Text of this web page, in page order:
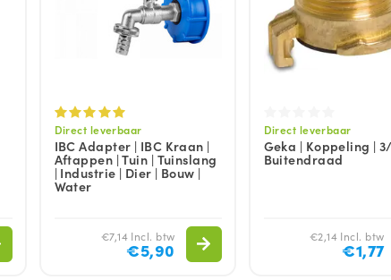
Direct leverbaar
IBC Adapter | IBC Kraan |
Aftappen | Tuin | Tuinslang
| Industrie | Dier | Bouw |
Water
€7,14 Incl. btw
€5,90
Direct leverbaar
Geka | Koppeling |
Buitendraad
€2,14 Incl. btw
€1,77